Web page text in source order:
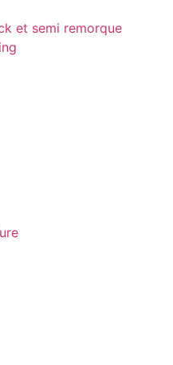
et semi remorque